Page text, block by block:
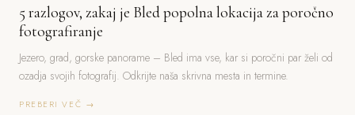
5 razlogov, zakaj je Bled popolna lokacija za poročno
fotografiranje
Jezero, grad, gorske panorame – Bled ima vse, kar si poročni par želi od
ozadja svojih fotografij. Odkrijte naša skrivna mesta in termine.
PREBERI VEČ →